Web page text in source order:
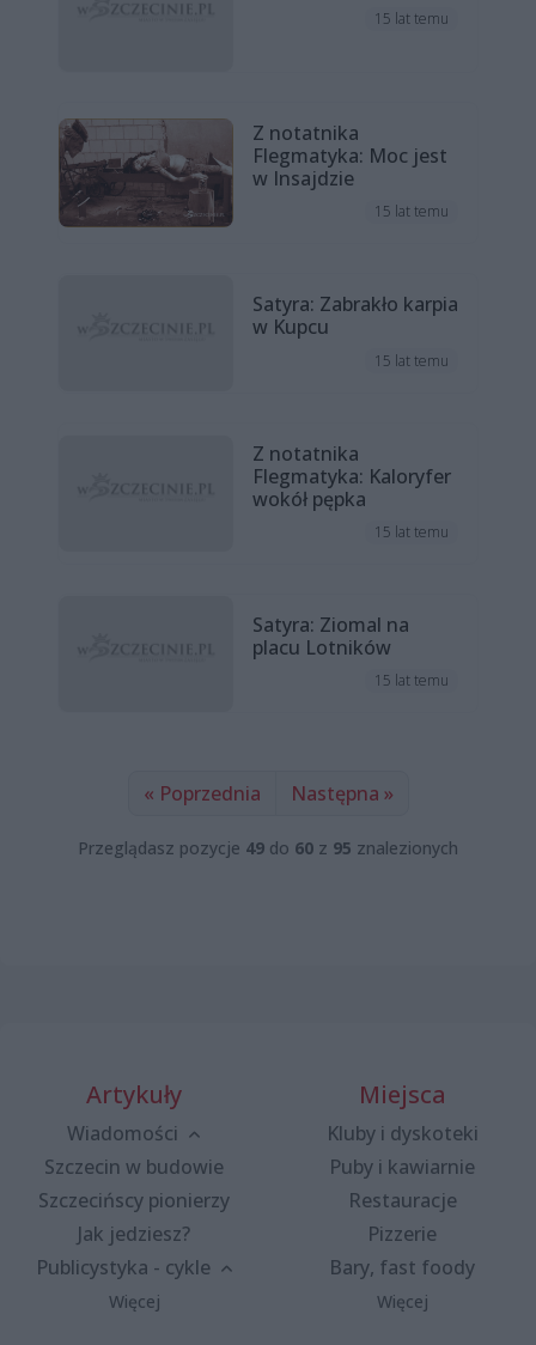
15 lat temu
Z notatnika
Flegmatyka: Moc jest
w Insajdzie
15 lat temu
Satyra: Zabrakło karpia
w Kupcu
15 lat temu
Z notatnika
Flegmatyka: Kaloryfer
wokół pępka
15 lat temu
Satyra: Ziomal na
placu Lotników
15 lat temu
« Poprzednia Następna »
Przeglądasz pozycje 49 do 60 z 95 znalezionych
Artykuły
Wiadomości
Szczecin w budowie
Szczecińscy pionierzy
Jak jedziesz?
Publicystyka - cykle
Więcej
Miejsca
Kluby i dyskoteki
Puby i kawiarnie
Restauracje
Pizzerie
Bary, fast foody
Więcej